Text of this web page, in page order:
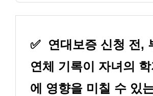
✅
연대보증 신청 전,
연체 기록이 자녀의
에 영향을 미칠 수 있